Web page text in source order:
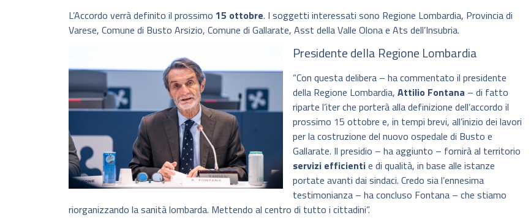
L’Accordo verrà definito il prossimo 15 ottobre. I soggetti interessati sono Regione Lombardia, Provincia di
Varese, Comune di Busto Arsizio, Comune di Gallarate, Asst della Valle Olona e Ats dell’Insubria.
Presidente della Regione Lombardia
“Con questa delibera – ha commentato il presidente
della Regione Lombardia, Attilio Fontana – di fatto
riparte l’iter che porterà alla definizione dell’accordo il
prossimo 15 ottobre e, in tempi brevi, all’inizio dei lavori
per la costruzione del nuovo ospedale di Busto e
Gallarate. Il presidio – ha aggiunto – fornirà al territorio
servizi efficientie di qualità, in base alle istanze
portate avanti dai sindaci. Credo sia l’ennesima
testimonianza – ha concluso Fontana – che stiamo
riorganizzando la sanità lombarda. Mettendo al centro di tutto i cittadini”.